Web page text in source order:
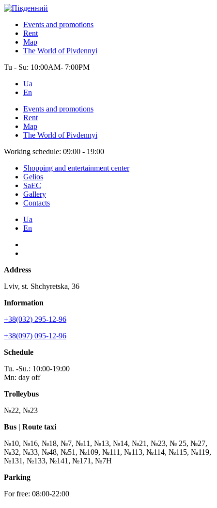
Events and promotions
Rent
Map
The World of Pivdennyi
Tu - Su: 10:00AM- 7:00PM
Ua
En
Events and promotions
Rent
Map
The World of Pivdennyi
Working schedule: 09:00 - 19:00
Shopping and entertainment center
Gelios
SaEC
Gallery
Contacts
Ua
En
Address
Lviv, st. Shchyretska, 36
Information
+38(032) 295-12-96
+38(097) 095-12-96
Schedule
Tu. -Su.: 10:00-19:00
Mn: day off
Trolleybus
№22, №23
Bus | Route taxi
№10, №16, №18, №7, №11, №13, №14, №21, №23, № 25, №27,
№32, №33, №48, №51, №109, №111, №113, №114, №115, №119,
№131, №133, №141, №171, №7Н
Parking
For free: 08:00-22:00